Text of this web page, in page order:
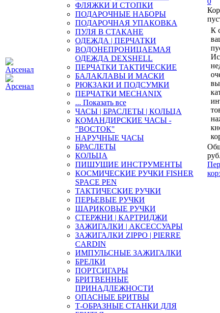
ФЛЯЖКИ И СТОПКИ
ПОДАРОЧНЫЕ НАБОРЫ
ПОДАРОЧНАЯ УПАКОВКА
ПУЛЯ В СТАКАНЕ
ОДЕЖДА | ПЕРЧАТКИ
ВОДОНЕПРОНИЦАЕМАЯ
ОДЕЖДА DEXSHELL
ПЕРЧАТКИ ТАКТИЧЕСКИЕ
БАЛАКЛАВЫ И МАСКИ
РЮКЗАКИ И ПОДСУМКИ
ПЕРЧАТКИ MECHANIX
... Показать все
ЧАСЫ | БРАСЛЕТЫ | КОЛЬЦА
КОМАНДИРСКИЕ ЧАСЫ -
"ВОСТОК"
НАРУЧНЫЕ ЧАСЫ
БРАСЛЕТЫ
КОЛЬЦА
ПИШУЩИЕ ИНСТРУМЕНТЫ
КОСМИЧЕСКИЕ РУЧКИ FISHER
SPACE PEN
ТАКТИЧЕСКИЕ РУЧКИ
ПЕРЬЕВЫЕ РУЧКИ
ШАРИКОВЫЕ РУЧКИ
СТЕРЖНИ | КАРТРИДЖИ
ЗАЖИГАЛКИ | АКСЕССУАРЫ
ЗАЖИГАЛКИ ZIPPO | PIERRE
CARDIN
ИМПУЛЬСНЫЕ ЗАЖИГАЛКИ
БРЕЛКИ
ПОРТСИГАРЫ
БРИТВЕННЫЕ
ПРИНАДЛЕЖНОСТИ
ОПАСНЫЕ БРИТВЫ
Т-ОБРАЗНЫЕ СТАНКИ ДЛЯ
К